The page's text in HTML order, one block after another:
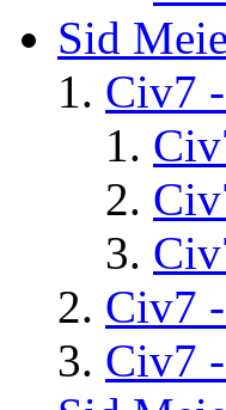
Sid
Civ7
Civ7
Civ7